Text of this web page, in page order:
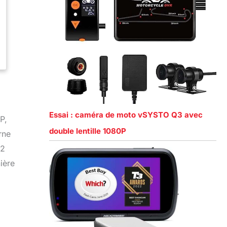
Essai : caméra de moto vSYSTO Q3 avec
double lentille 1080P